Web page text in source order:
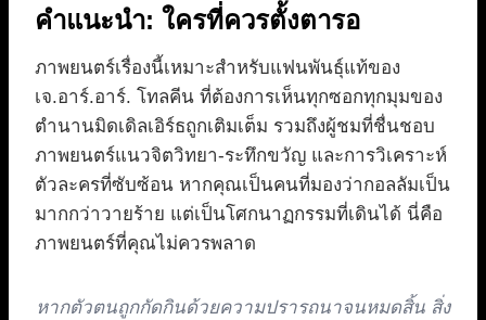
คำแนะนำ: ใครที่ควรตั้งตารอ
ภาพยนตร์เรื่องนี้เหมาะสำหรับแฟนพันธุ์แท้ของ
เจ.อาร์.อาร์. โทลคีน ที่ต้องการเห็นทุกซอกทุกมุมของ
ตำนานมิดเดิลเอิร์ธถูกเติมเต็ม รวมถึงผู้ชมที่ชื่นชอบ
ภาพยนตร์แนวจิตวิทยา-ระทึกขวัญ และการวิเคราะห์
ตัวละครที่ซับซ้อน หากคุณเป็นคนที่มองว่ากอลลัมเป็น
มากกว่าวายร้าย แต่เป็นโศกนาฏกรรมที่เดินได้ นี่คือ
ภาพยนตร์ที่คุณไม่ควรพลาด
หากตัวตนถูกกัดกินด้วยความปรารถนาจนหมดสิ้น สิ่ง